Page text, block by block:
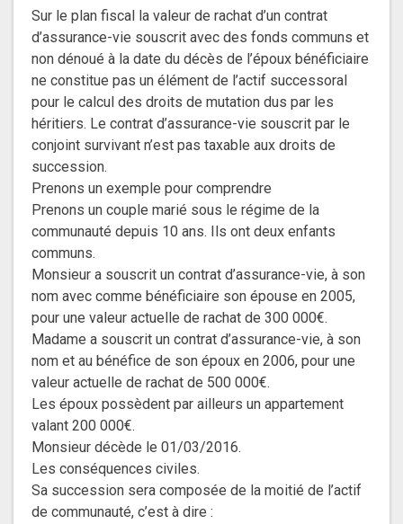
Sur le plan fiscal la valeur de rachat d’un contrat
d’assurance-vie souscrit avec des fonds communs et
non dénoué à la date du décès de l’époux bénéficiaire
ne constitue pas un élément de l’actif successoral
pour le calcul des droits de mutation dus par les
héritiers. Le contrat d’assurance-vie souscrit par le
conjoint survivant n’est pas taxable aux droits de
succession.
Prenons un exemple pour comprendre
Prenons un couple marié sous le régime de la
communauté depuis 10 ans. Ils ont deux enfants
communs.
Monsieur a souscrit un contrat d’assurance-vie, à son
nom avec comme bénéficiaire son épouse en 2005,
pour une valeur actuelle de rachat de 300 000€.
Madame a souscrit un contrat d’assurance-vie, à son
nom et au bénéfice de son époux en 2006, pour une
valeur actuelle de rachat de 500 000€.
Les époux possèdent par ailleurs un appartement
valant 200 000€.
Monsieur décède le 01/03/2016.
Les conséquences civiles.
Sa succession sera composée de la moitié de l’actif
de communauté, c’est à dire :